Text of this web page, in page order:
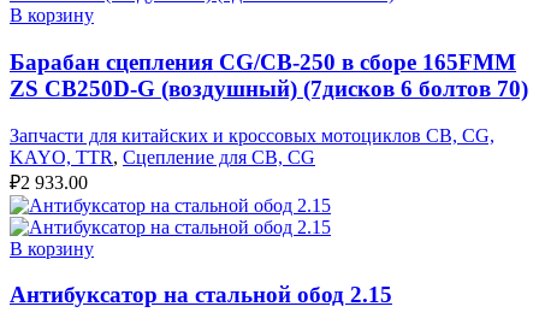
В корзину
Барабан сцепления CG/CB-250 в сборе 165FMM
ZS CB250D-G (воздушный) (7дисков 6 болтов 70)
Запчасти для китайских и кроссовых мотоциклов CB, CG,
KAYO, TTR, Сцепление для CB, CG
₽2 933.00
В корзину
Антибуксатор на стальной обод 2.15